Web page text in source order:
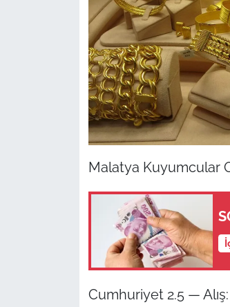
Malatya Kuyumcular
Cumhuriyet 2.5 — Alış: